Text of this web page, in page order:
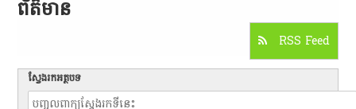
ព័ត៌មាន​
RSS Feed
ស្វែងរកអត្ថបទ